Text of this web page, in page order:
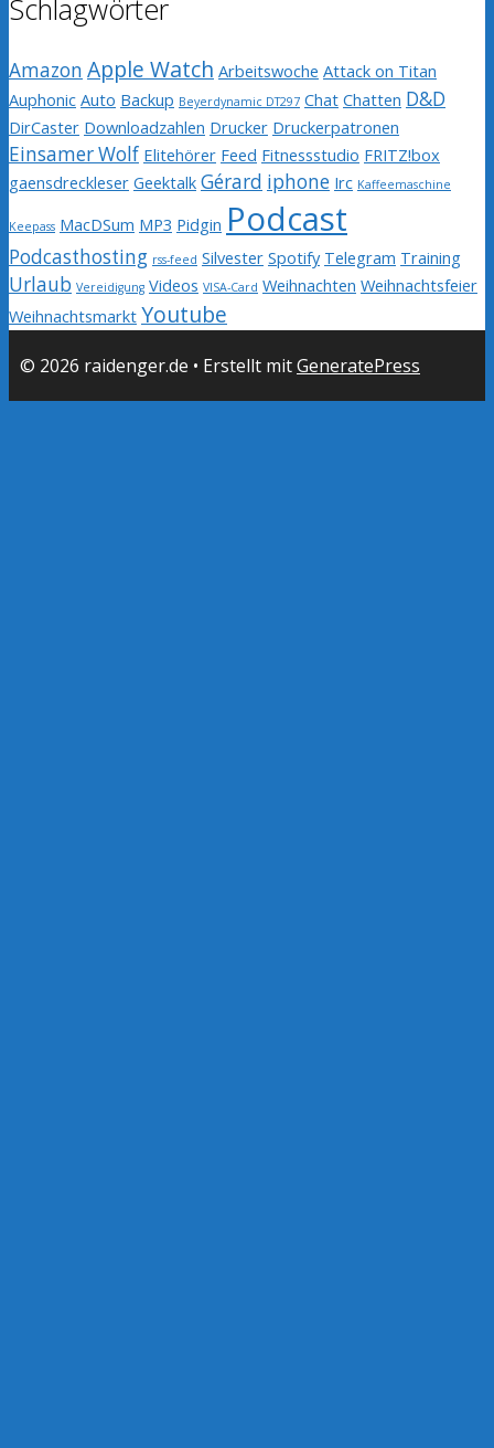
Schlagwörter
Amazon Apple Watch Arbeitswoche Attack on Titan
Auphonic Auto Backup Beyerdynamic DT297 Chat Chatten D&D
DirCaster Downloadzahlen Drucker Druckerpatronen
Einsamer Wolf Elitehörer Feed Fitnessstudio FRITZ!box
gaensdreckleser Geektalk Gérard iphone Irc Kaffeemaschine
Keepass MacDSum MP3 Pidgin Podcast
Podcasthosting rss-feed Silvester Spotify Telegram Training
Urlaub Vereidigung Videos VISA-Card Weihnachten Weihnachtsfeier
Weihnachtsmarkt Youtube
© 2026 raidenger.de • Erstellt mitGeneratePress